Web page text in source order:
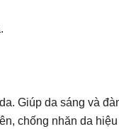
Giúp da sáng và
chống nhăn da hiệu